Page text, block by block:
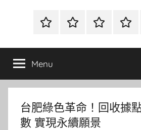
首
當
金
網
資
流
時
Menu
台肥綠色革命！回收據
數 實現永續願景